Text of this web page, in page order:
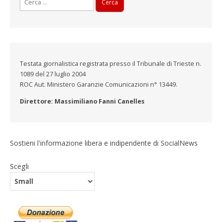
Testata giornalistica registrata presso il Tribunale di Trieste n.
1089 del 27 luglio 2004
ROC Aut. Ministero Garanzie Comunicazioni n° 13449.
Direttore: Massimiliano Fanni Canelles
Sostieni l'informazione libera e indipendente di SocialNews
Scegli